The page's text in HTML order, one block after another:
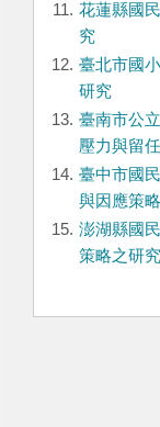
11. 花蓮縣國
究
12. 臺北市國
研究
13. 臺南市公
壓力與留
14. 臺中市國
與因應策
15. 澎湖縣國
策略之研究